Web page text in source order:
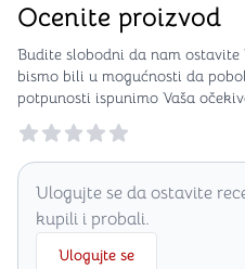
Ocenite proizvod
Budite slobodni da nam
bismo bili u mogućnosti da
potpunosti ispunimo Vaša
Reviews
Ulogujte se da ostavite
kupili i probali.
Ulogujte se